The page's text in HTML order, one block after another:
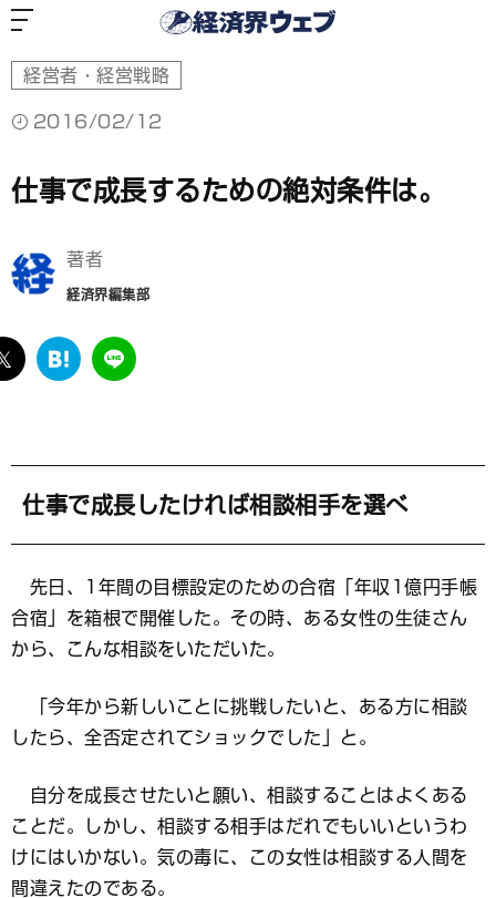
経営者・経営戦略
2016/02/12
仕事で成長するための絶対条件は。
著者
経済界編集部
twitter
は
マ
ー
ク
LINE
仕事で成長したければ相談相手を選べ
先日、1年間の目標設定のための合宿「年収1億円手帳
合宿」を箱根で開催した。その時、ある女性の生徒さん
から、こんな相談をいただいた。
「今年から新しいことに挑戦したいと、ある方に相談
したら、全否定されてショックでした」と。
自分を成長させたいと願い、相談することはよくある
ことだ。しかし、相談する相手はだれでもいいというわ
けにはいかない。気の毒に、この女性は相談する人間を
間違えたのである。